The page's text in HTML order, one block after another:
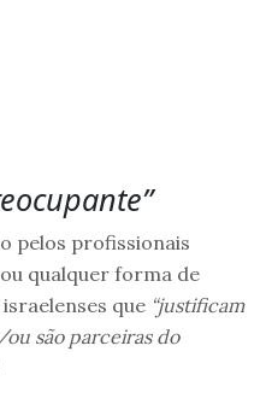
pelos profissionais
qualquer forma de
que “justificam
são parceiras do